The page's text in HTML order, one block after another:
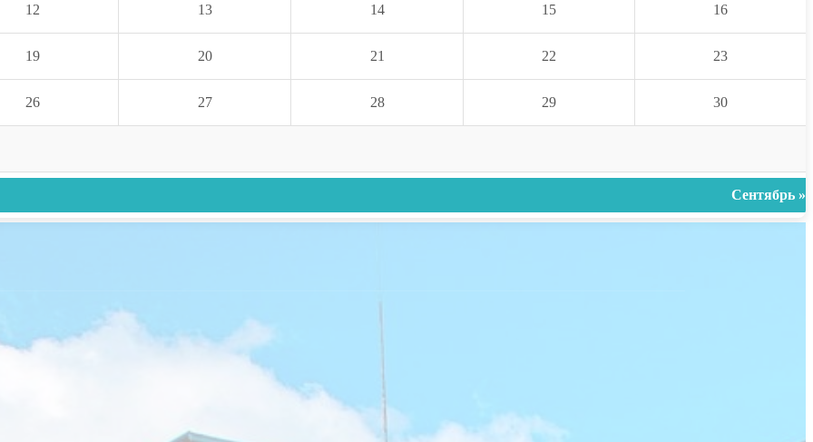
12 13 14 15 16
19 20 21 22 23
26 27 28 29 30
Сентябрь »